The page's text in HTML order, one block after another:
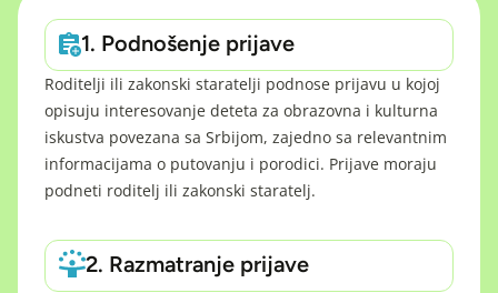
1. Podnošenje prijave
Roditelji ili zakonski staratelji podnose prijavu u kojoj
opisuju interesovanje deteta za obrazovna i kulturna
iskustva povezana sa Srbijom, zajedno sa relevantnim
informacijama o putovanju i porodici. Prijave moraju
podneti roditelj ili zakonski staratelj.
2. Razmatranje prijave